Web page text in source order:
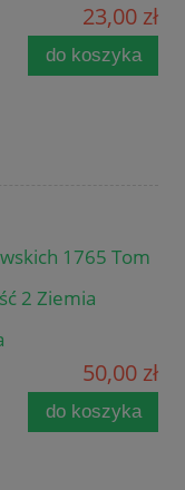
23,00 zł
do koszyka
1765 Tom
2 Ziemia
50,00 zł
do koszyka